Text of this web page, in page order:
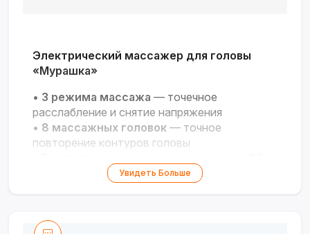
Электрический массажер для головы
«Мурашка»
• 3 режима массажа — точечное
расслабление и снятие напряжения
• 8 массажных головок — точное
повторение контуров головы
брать с собой
Увидеть Больше